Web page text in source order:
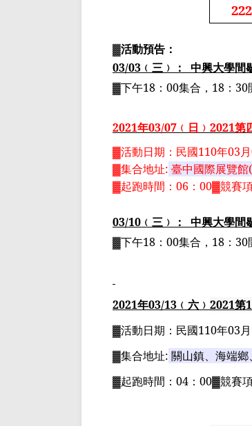
▓活動預告：
03/03 ﹙三﹚：
中興大學間
▓下午18 ： 00集合， 18 ： 30
2021年03/07 ﹙日﹚ 2021第
▓活動日期： 民國110年03月
▓集合地址: 臺中國際展覽館(
▓起跑時間： 06 ： 00▓競賽
03/10 ﹙三﹚：
中興大學間
▓下午18 ： 00集合， 18 ： 30
2021年03/13 ﹙六﹚ 2021第
▓活動日期： 民國110年03月
▓集合地址: 關山鎮、海端鄉
▓起跑時間： 04 ： 00▓競賽